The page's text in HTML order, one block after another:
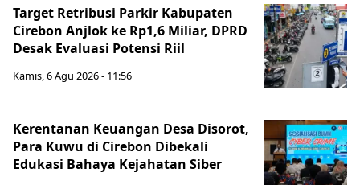
Target Retribusi Parkir Kabupaten
Cirebon Anjlok ke Rp1,6 Miliar, DPRD
Desak Evaluasi Potensi Riil
Kamis, 6 Agu 2026 - 11:56
Kerentanan Keuangan Desa Disorot,
Para Kuwu di Cirebon Dibekali
Edukasi Bahaya Kejahatan Siber